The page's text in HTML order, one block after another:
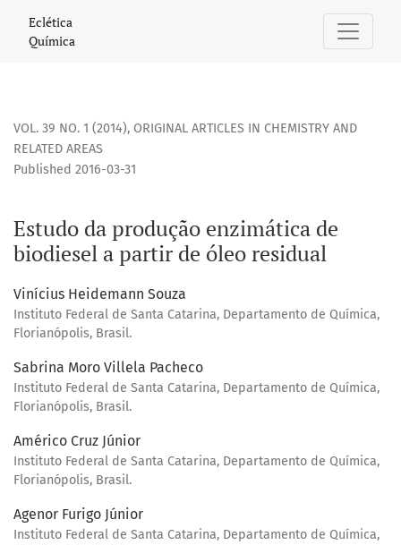
Estudo da produção enzimática de biodiesel a partir de
Eclética
Química
VOL. 39 NO. 1 (2014), ORIGINAL ARTICLES IN CHEMISTRY AND
RELATED AREAS
Estudo da produção enzimática de
biodiesel a partir de óleo residual
Published 2016-03-31
Vinícius Heidemann Souza
Instituto Federal de Santa Catarina, Departamento de Química,
Florianópolis, Brasil.
Sabrina Moro Villela Pacheco
Instituto Federal de Santa Catarina, Departamento de Química,
Florianópolis, Brasil.
Américo Cruz Júnior
Instituto Federal de Santa Catarina, Departamento de Química,
Florianópolis, Brasil.
Agenor Furigo Júnior
Instituto Federal de Santa Catarina, Departamento de Química,